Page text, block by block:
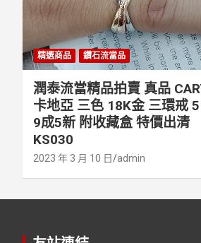
精選商品 鑽石流當品
潤泰流當精品拍賣 真品
卡地亞 三色 18K金 三環戒
9成5新 附收藏盒 特價出清
KS030
2023 年 3 月 10 日 admin